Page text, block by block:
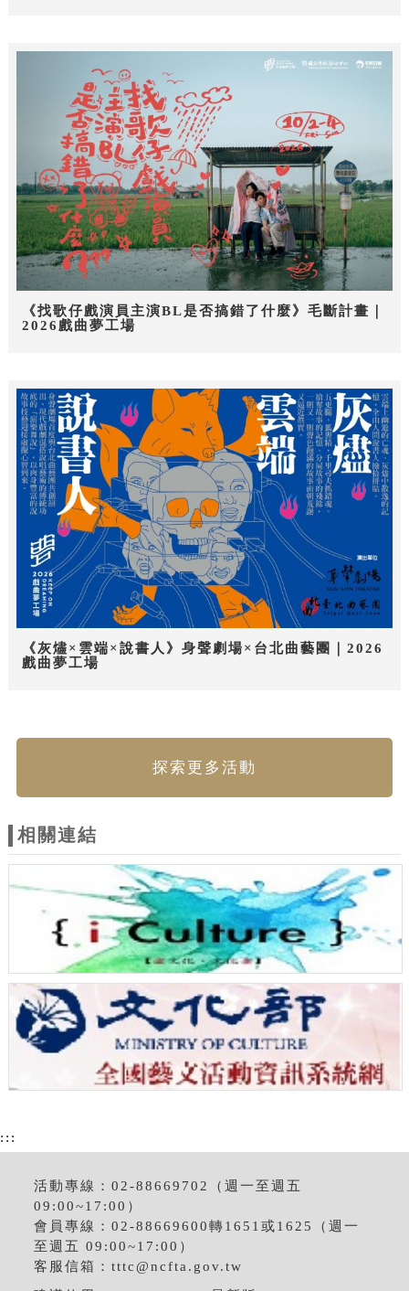
《找歌仔戲演員主演BL是否搞錯了什麼》毛斷計畫｜
2026戲曲夢工場
《灰燼×雲端×說書人》身聲劇場×台北曲藝團｜2026
戲曲夢工場
探索更多活動
相關連結
:::
活動專線：02-88669702（週一至週五
09:00~17:00）
會員專線：02-88669600轉1651或1625（週一
至週五 09:00~17:00）
客服信箱：tttc@ncfta.gov.tw